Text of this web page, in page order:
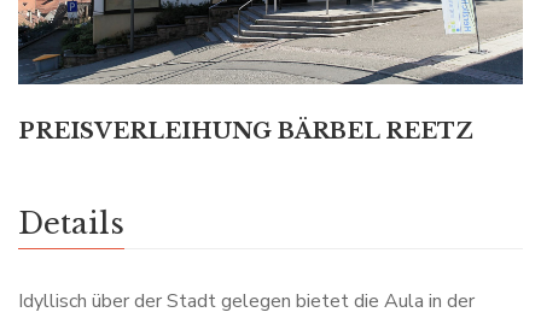
PREISVERLEIHUNG BÄRBEL REETZ
Details
Idyllisch über der Stadt gelegen bietet die Aula in der